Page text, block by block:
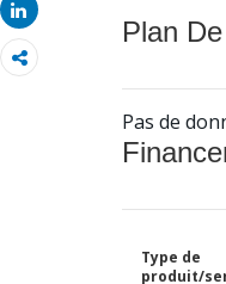
Share
Plan
Pas de
Type de
produit/